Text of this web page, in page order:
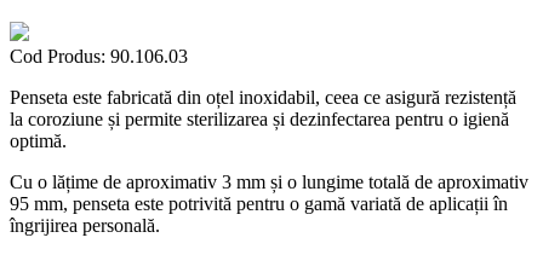
Cod Produs: 90.106.03
Penseta este fabricată din oțel inoxidabil, ceea ce asigură rezistență
la coroziune și permite sterilizarea și dezinfectarea pentru o igienă
optimă.
Cu o lățime de aproximativ 3 mm și o lungime totală de aproximativ
95 mm, penseta este potrivită pentru o gamă variată de aplicații în
îngrijirea personală.